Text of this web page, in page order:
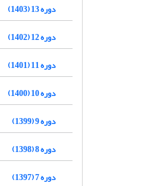
دوره 13 (1403)
دوره 12 (1402)
دوره 11 (1401)
دوره 10 (1400)
دوره 9 (1399)
دوره 8 (1398)
دوره 7 (1397)